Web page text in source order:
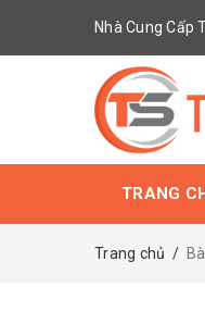
Nhà Cung Cấp
TRANG
Trang chủ /